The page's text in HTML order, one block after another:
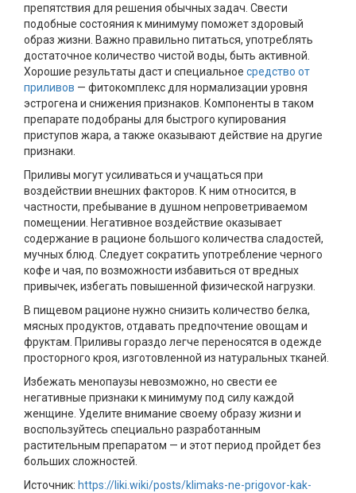
препятствия для решения обычных задач. Свести
подобные состояния к минимуму поможет здоровый
образ жизни. Важно правильно питаться, употреблять
достаточное количество чистой воды, быть активной.
Хорошие результаты даст и специальное средство от
приливов — фитокомплекс для нормализации уровня
эстрогена и снижения признаков. Компоненты в таком
препарате подобраны для быстрого купирования
приступов жара, а также оказывают действие на другие
признаки.
Приливы могут усиливаться и учащаться при
воздействии внешних факторов. К ним относится, в
частности, пребывание в душном непроветриваемом
помещении. Негативное воздействие оказывает
содержание в рационе большого количества сладостей,
мучных блюд. Следует сократить употребление черного
кофе и чая, по возможности избавиться от вредных
привычек, избегать повышенной физической нагрузки.
В пищевом рационе нужно снизить количество белка,
мясных продуктов, отдавать предпочтение овощам и
фруктам. Приливы гораздо легче переносятся в одежде
просторного кроя, изготовленной из натуральных тканей.
Избежать менопаузы невозможно, но свести ее
негативные признаки к минимуму под силу каждой
женщине. Уделите внимание своему образу жизни и
воспользуйтесь специально разработанным
растительным препаратом — и этот период пройдет без
больших сложностей.
Источник: https://liki.wiki/posts/klimaks-ne-prigovor-kak-